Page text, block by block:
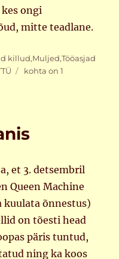
ongi
mitte teadlane.
killud,Muljed,Tööasjad
Ärajäänud
kohta on 1
et 3. detsembril
Queen Machine
kuulata õnnestus)
on tõesti head
päris tuntud,
ning ka koos